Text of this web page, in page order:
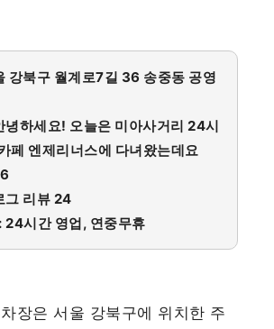
강북구 월계로7길 36 송중동 공영
녕하세요! 오늘은 미아사거리 24시
페 엔제리너스에 다녀왔는데요
그 리뷰 24
24시간 영업, 연중무휴
장은 서울 강북구에 위치한 주